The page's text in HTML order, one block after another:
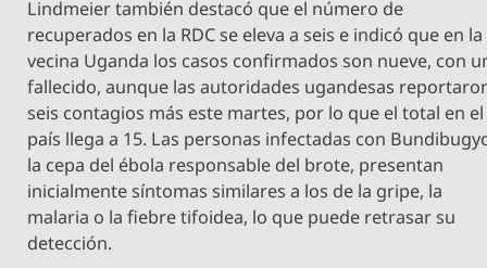
Lindmeier también destacó que el número de
recuperados en la RDC se eleva a seis e indicó que en la
vecina Uganda los casos confirmados son nueve, con
fallecido, aunque las autoridades ugandesas
seis contagios más este martes, por lo que el total en el
país llega a 15. Las personas infectadas con
la cepa del ébola responsable del brote, presentan
inicialmente síntomas similares a los de la gripe, la
malaria o la fiebre tifoidea, lo que puede retrasar su
detección.